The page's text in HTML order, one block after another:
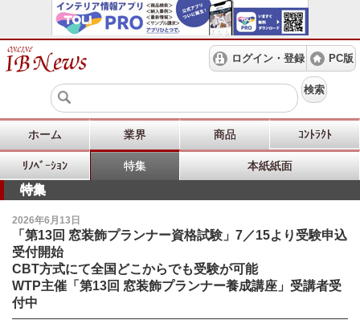
ログイン・登録 PC版
検索
ホーム 業界 商品 ｺﾝﾄﾗｸﾄ
ﾘﾉﾍﾞｰｼｮﾝ 特集 本紙紙面
特集
2026年6月13日
「第13回 窓装飾プランナー資格試験」7／15より受験申込
受付開始
CBT方式にて全国どこからでも受験が可能
WTP主催「第13回 窓装飾プランナー養成講座」受講者受
付中